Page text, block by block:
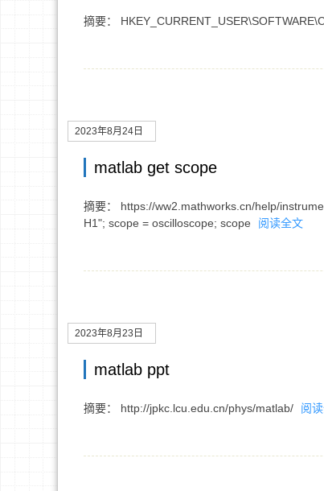
摘要：
2023年8月24日
matlab get scope
摘要： https://ww2.mathworks.cn/help/
H1"; scope = oscilloscope; scope
阅读全文
2023年8月23日
matlab ppt
摘要： http://jpkc.lcu.edu.cn/phys/matlab/ 阅